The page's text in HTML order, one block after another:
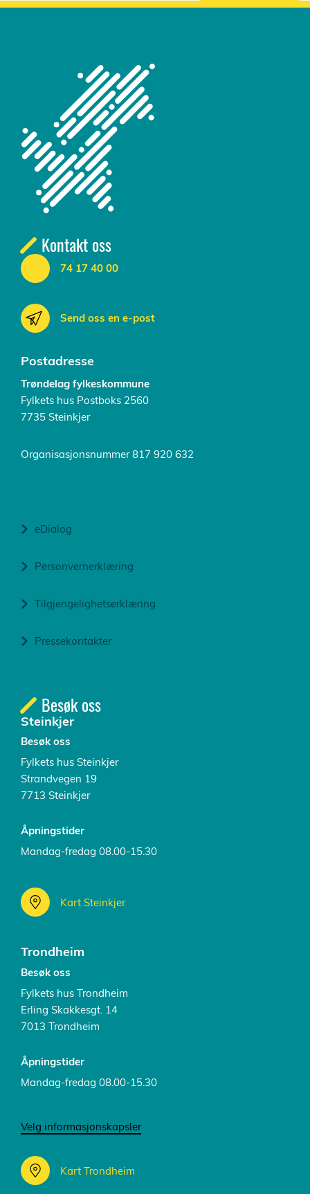
Kontakt oss
74 17 40 00
Send oss en e-post
Postadresse
Trøndelag fylkeskommune
Fylkets hus Postboks 2560
7735 Steinkjer
Organisasjonsnummer 817 920 632
eDialog
Personvernerklæring
Tilgjengelighetserklæring
Pressekontakter
Besøk oss
Steinkjer
Besøk oss
Fylkets hus Steinkjer
Strandvegen 19
7713 Steinkjer
Åpningstider
Mandag-fredag 08.00-15.30
Kart Steinkjer
Trondheim
Besøk oss
Fylkets hus Trondheim
Erling Skakkesgt. 14
7013 Trondheim
Åpningstider
Mandag-fredag 08.00-15.30
Velg informasjonskapsler
Kart Trondheim